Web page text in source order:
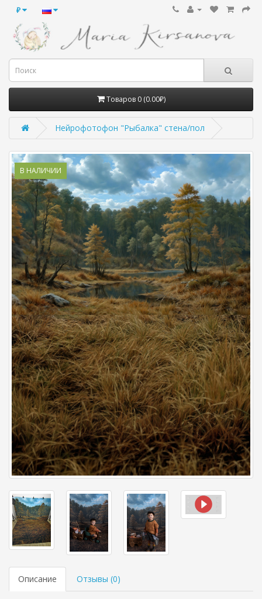
₽
Товаров 0 (0.00₽)
Нейрофотофон "Рыбалка" стена/пол
В НАЛИЧИИ
Описание Отзывы (0)